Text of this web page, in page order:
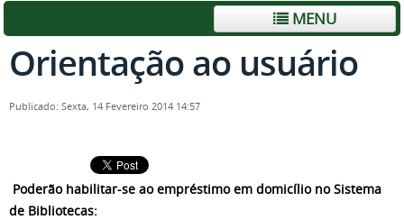
MENU
Orientação ao usuário
Publicado: Sexta, 14 Fevereiro 2014 14:57
Poderão habilitar-se ao empréstimo em domicílio no Sistema
de Bibliotecas: